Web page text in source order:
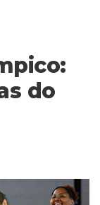
do